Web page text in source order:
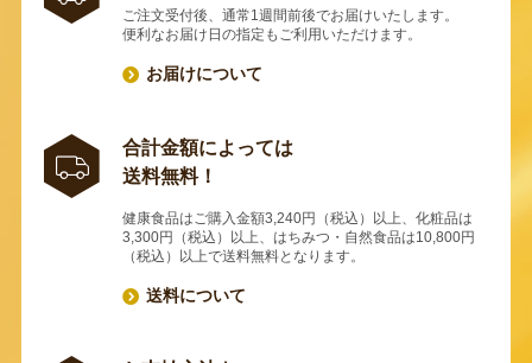
ご注文受付後、通常1週間前後でお届けいたします。
便利なお届け日の指定もご利用いただけます。
お届けについて
合計金額によっては
送料無料！
健康食品はご購入金額3,240円（税込）以上、化粧品は
3,300円（税込）以上、はちみつ・自然食品は10,800円
（税込）以上で送料無料となります。
送料について